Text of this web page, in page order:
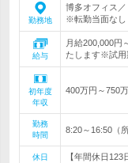
勤務地
博多オフィス
※転勤当面なし
給与
月給200,000円
たします※試用
初年度
年収
400万円～750
勤務
時間
8:20～16:50（
休日
【年間休日